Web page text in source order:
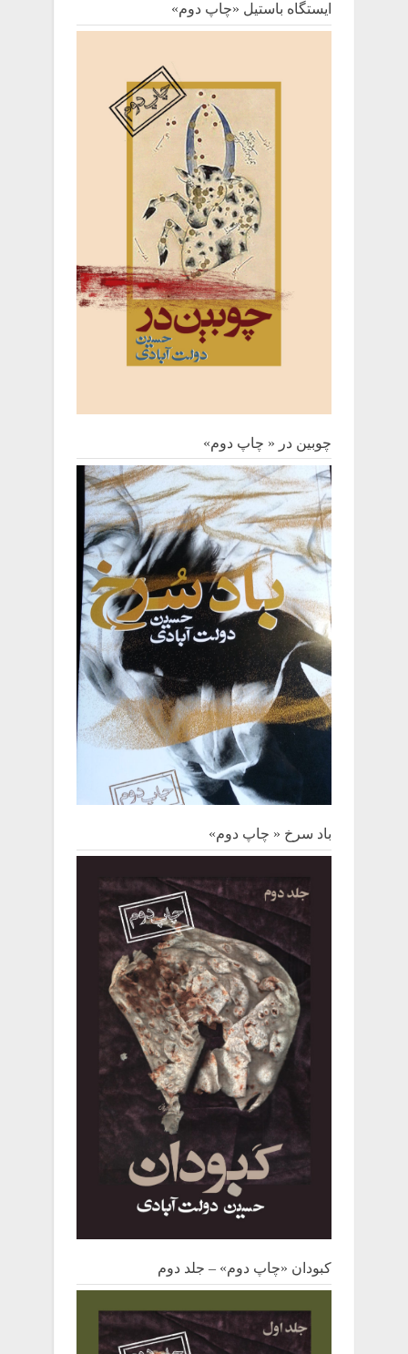
ایستگاه باستیل «چاپ دوم»
چوبین‌ در « چاپ دوم»
باد سرخ « چاپ دوم»
کبودان «چاپ دوم» – جلد دوم